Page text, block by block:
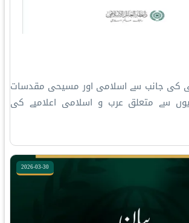
کی جانب سے اسلامی اور مسیحی مقدسات
سے متعلق عرب و اسلامی اعلامیے کی
2026-03-30